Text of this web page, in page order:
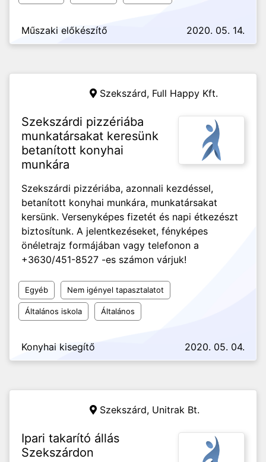
Műszaki előkészítő 2020. 05. 14.
Szekszárd, Full Happy Kft.
Szekszárdi pizzériába
munkatársakat keresünk
betanított konyhai
munkára
Szekszárdi pizzériába, azonnali kezdéssel,
betanított konyhai munkára, munkatársakat
kersünk. Versenyképes fizetét és napi étkezészt
biztosítunk. A jelentkezéseket, fényképes
önéletrajz formájában vagy telefonon a
+3630/451-8527 -es számon várjuk!
Egyéb Nem igényel tapasztalatot
Általános iskola Általános
Konyhai kisegítő 2020. 05. 04.
Szekszárd, Unitrak Bt.
Ipari takarító állás
Szekszárdon